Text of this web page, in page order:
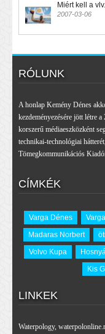
Miért kell a
2007-03-06
RÓLUNK
A honlap Kemény Dénes
kezdeményezésére jött létre
korszerű médiaeszközként
technikai-technológiai
Tömegkommunikációs
CÍMKÉK
Varga Dénes
Madaras Norbert
Volvo Kupa
Kis
LINKEK
Waterpology,